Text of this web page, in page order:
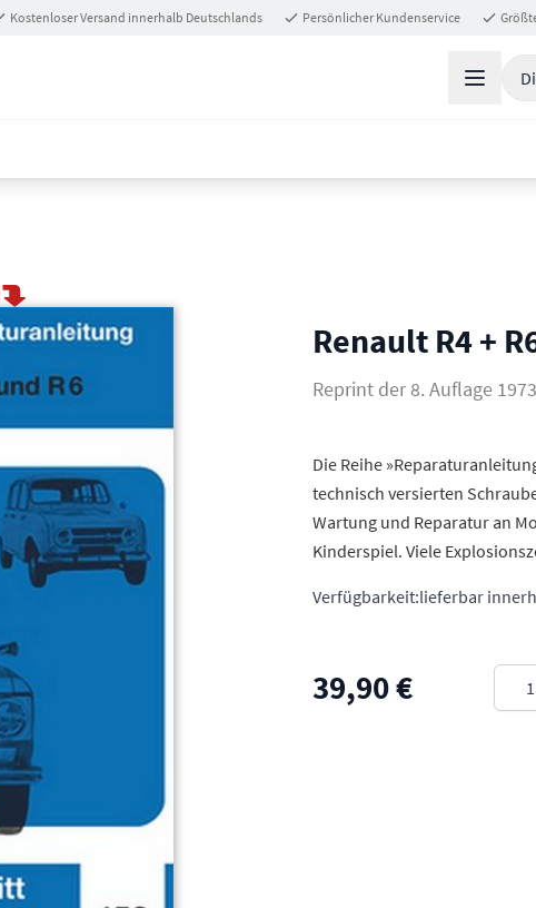
Kostenloser Versand innerhalb Deutschlands Persönlicher Kundenservice
Renault R4 +
Reprint der 8. Auflage 1973
Die Reihe
technisch versierten
Wartung und Reparatur an
Kinderspiel. Viele
Verfügbarkeit:lieferbar
39,90 €